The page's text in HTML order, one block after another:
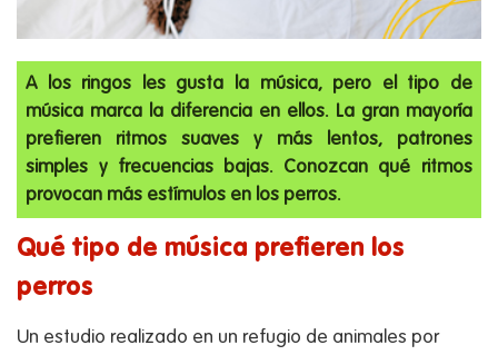
A los ringos les gusta la música, pero el tipo de
música marca la diferencia en ellos. La gran mayoría
prefieren ritmos suaves y más lentos, patrones
simples y frecuencias bajas. Conozcan qué ritmos
provocan más estímulos en los perros.
Qué tipo de música prefieren los
perros
Un estudio realizado en un refugio de animales por